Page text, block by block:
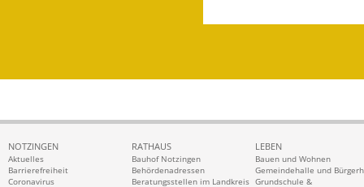
NOTZINGEN
Aktuelles
Barrierefreiheit
Coronavirus
RATHAUS
Bauhof Notzingen
Behördenadressen
Beratungsstellen im Landkreis
LEBEN
Bauen und Wohnen
Gemeindehalle und
Grundschule &